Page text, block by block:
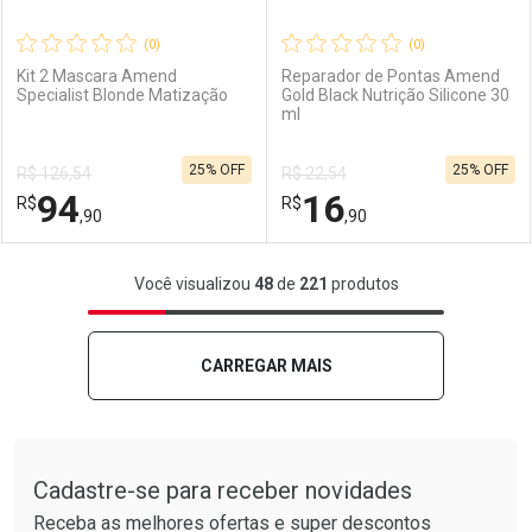
Comprar sem Desconto
Por R$ 24,90/cada
Comprar sem Desconto
Por R$ 24,90/cada
Comprar sem Desconto
Por R$ 124,90/cada
Comprar sem Desconto
Por R$ 124,90/cada
(0)
Kit 2 Mascara Amend
Specialist Blonde Matização
R$ 126,54
R$94,90
25% OFF
FECHAR
Laboratório
FECHAR
Por Menos
(0)
Reparador de Pontas Amend
Gold Black Nutrição Silicone 30
ml
R$ 22,54
R$16,90
25% OFF
Laboratório
Por Menos
Você visualizou 48de 221 produtos
CARREGAR MAIS
Cadastre-se para receber novidades
Receba as melhores ofertas e super descontos